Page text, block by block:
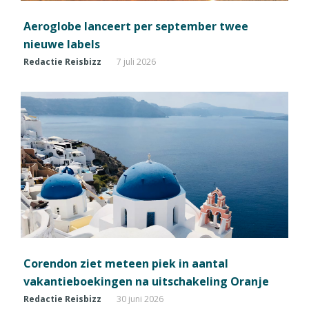
Aeroglobe lanceert per september twee
nieuwe labels
Redactie Reisbizz 7 juli 2026
Corendon ziet meteen piek in aantal
vakantieboekingen na uitschakeling Oranje
Redactie Reisbizz 30 juni 2026